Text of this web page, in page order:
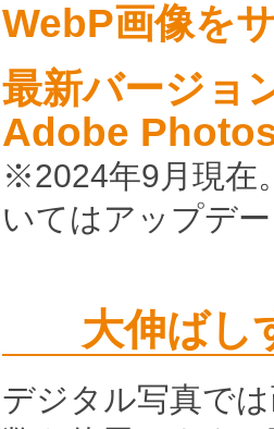
WebP画像を
最新バージョ
Adobe
※2024年9月現在
いてはアップデ
大伸ばし
デジタル写真で